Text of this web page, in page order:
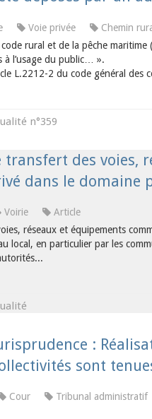
Voie privée Chemin
code rural et de la pêche
à l’usage du public… ».
L.2212-2 du code général des
n°359
transfert des voies,
dans le domaine
Voirie
Article
réseaux et équipements
local, en particulier par les
:
sont
Cour Tribunal administratif